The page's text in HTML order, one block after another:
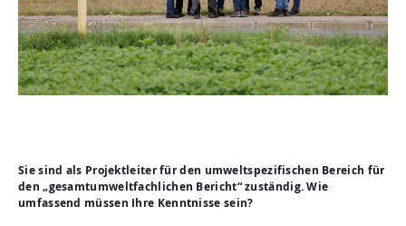
Sie sind als Projektleiter für den umweltspezifischen Bereich für
den „gesamtumweltfachlichen Bericht“ zuständig. Wie
umfassend müssen Ihre Kenntnisse sein?